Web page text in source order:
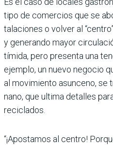
tipo de comercios que se
talaciones o volver al
y generando mayor
tímida, pero presenta una
ejemplo, un nuevo negocio
al movimiento asunceno, se
nano, que ultima detalles
reciclados.
“¡Apostamos al centro!